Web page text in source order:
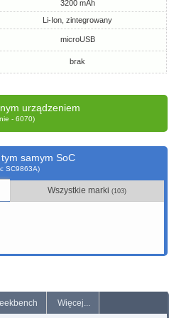
3200 mAh
Li-Ion, zintegrowany
microUSB
brak
urządzeniem
- 6070)
samym SoC
SC9863A)
Wszystkie marki(103)
Więcej...